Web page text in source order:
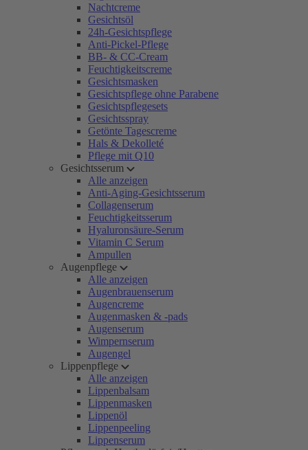
Nachtcreme
Gesichtsöl
24h-Gesichtspflege
Anti-Pickel-Pflege
BB- & CC-Cream
Feuchtigkeitscreme
Gesichtsmasken
Gesichtspflege ohne Parabene
Gesichtspflegesets
Gesichtsspray
Getönte Tagescreme
Hals & Dekolleté
Pflege mit Q10
Gesichtsserum
Alle anzeigen
Anti-Aging-Gesichtsserum
Collagenserum
Feuchtigkeitsserum
Hyaluronsäure-Serum
Vitamin C Serum
Ampullen
Augenpflege
Alle anzeigen
Augenbrauenserum
Augencreme
Augenmasken & -pads
Augenserum
Wimpernserum
Augengel
Lippenpflege
Alle anzeigen
Lippenbalsam
Lippenmasken
Lippenöl
Lippenpeeling
Lippenserum